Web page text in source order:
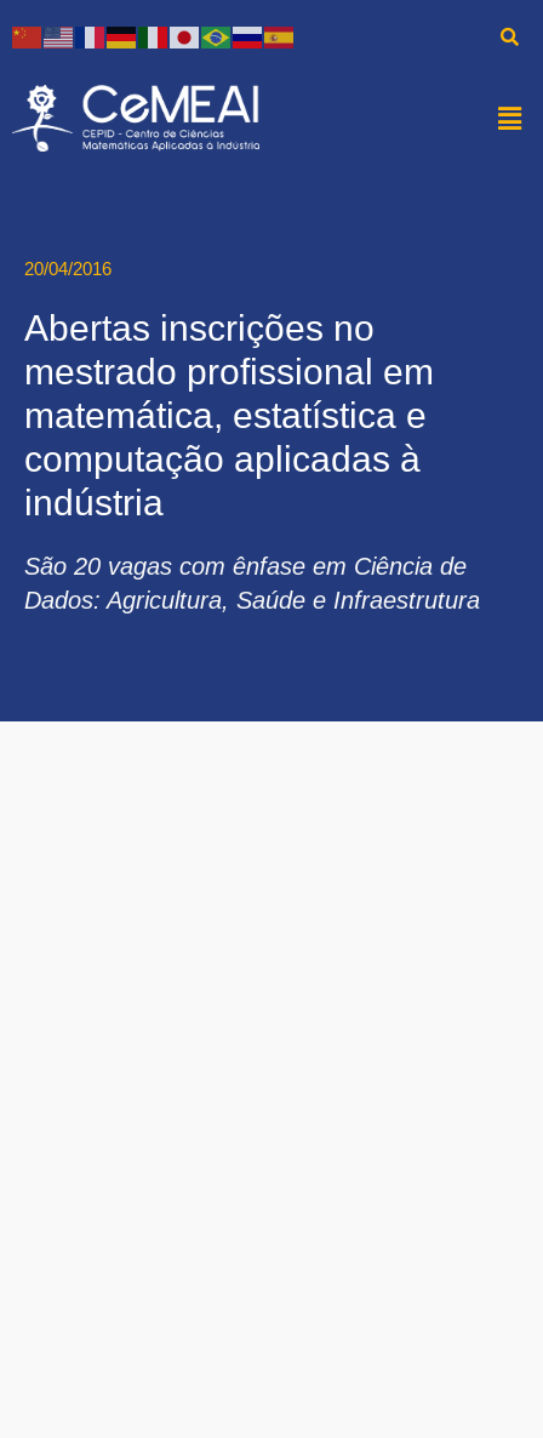
20/04/2016
Abertas inscrições no
mestrado profissional em
matemática, estatística e
computação aplicadas à
indústria
São 20 vagas com ênfase em Ciência de
Dados: Agricultura, Saúde e Infraestrutura